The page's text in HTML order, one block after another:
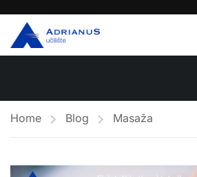
Home Blog Masaža